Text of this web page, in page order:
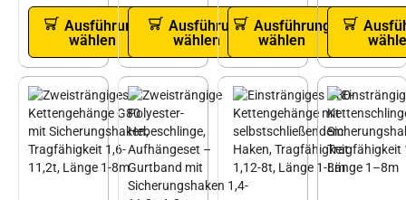
Ausführung
wählen
Ausführung
wählen
Ausführung
wählen